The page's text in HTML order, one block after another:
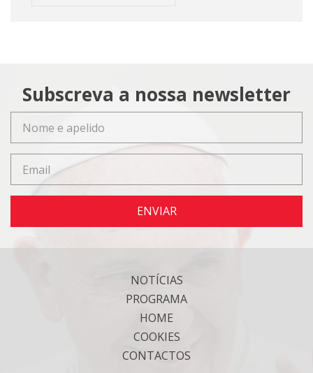
Subscreva a nossa newsletter
ENVIAR
NOTÍCIAS
PROGRAMA
HOME
COOKIES
CONTACTOS